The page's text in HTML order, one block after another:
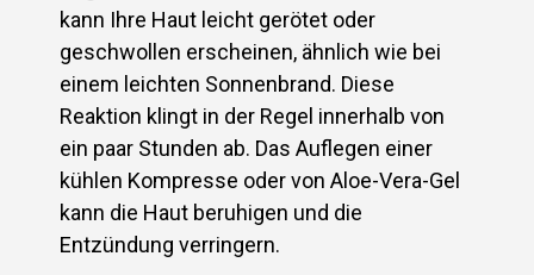
kann Ihre Haut leicht gerötet oder
geschwollen erscheinen, ähnlich wie bei
einem leichten Sonnenbrand. Diese
Reaktion klingt in der Regel innerhalb von
ein paar Stunden ab. Das Auflegen einer
kühlen Kompresse oder von Aloe-Vera-Gel
kann die Haut beruhigen und die
Entzündung verringern.